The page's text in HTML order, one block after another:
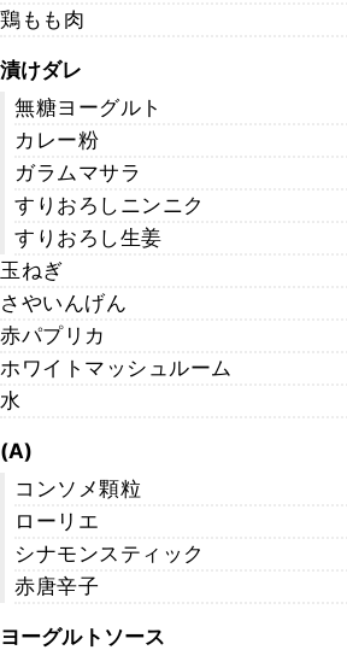
鶏もも肉
漬けダレ
無糖ヨーグルト
カレー粉
ガラムマサラ
すりおろしニンニク
すりおろし生姜
玉ねぎ
さやいんげん
赤パプリカ
ホワイトマッシュルーム
水
(A)
コンソメ顆粒
ローリエ
シナモンスティック
赤唐辛子
ヨーグルトソース